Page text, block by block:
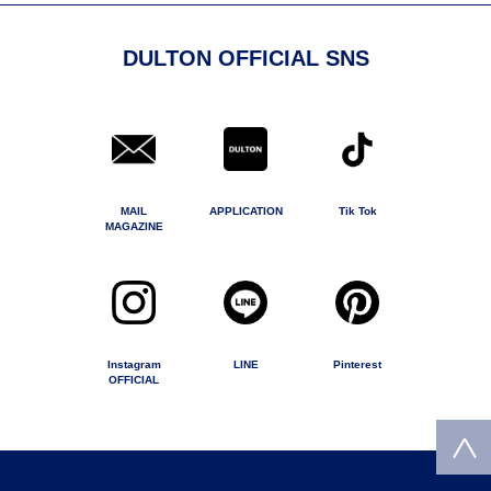
DULTON OFFICIAL SNS
MAIL
MAGAZINE
APPLICATION Tik Tok
Instagram
OFFICIAL
LINE Pinterest